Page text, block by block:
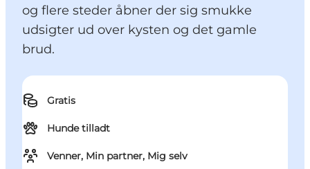
og flere steder åbner der sig smukke
udsigter ud over kysten og det gamle
brud.
Gratis
Hunde tilladt
Venner, Min partner, Mig selv